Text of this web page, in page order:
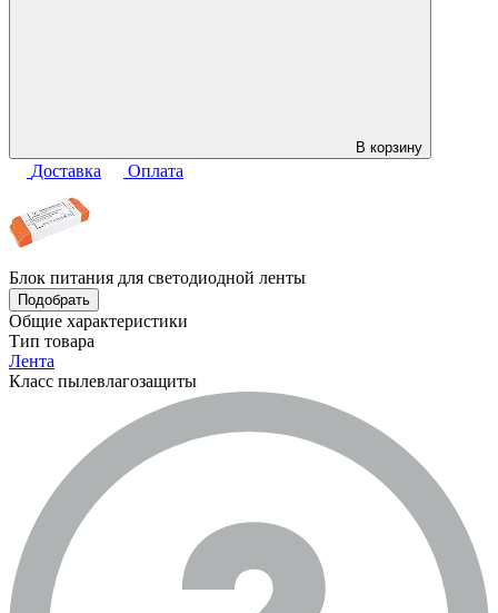
В корзину
Доставка Оплата
Блок питания для светодиодной ленты
Подобрать
Общие характеристики
Тип товара
Лента
Класс пылевлагозащиты